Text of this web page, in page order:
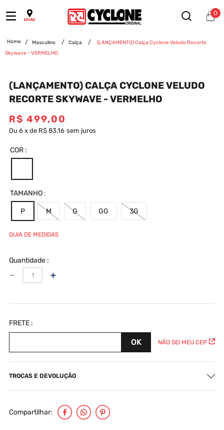
0
Masculino Calça
(LANÇAMENTO) Calça Cyclone Veludo Recorte
Skywave - VERMELHO
(LANÇAMENTO) CALÇA CYCLONE VELUDO
RECORTE SKYWAVE - VERMELHO
R$ 499,00
Ou 6 x de R$ 83,16 sem juros
COR
TAMANHO
P M G GG 3G
GUIA DE MEDIDAS
Quantidade
＋
－
NÃO SEI MEU CEP
TROCAS E DEVOLUÇÃO
Compartilhar